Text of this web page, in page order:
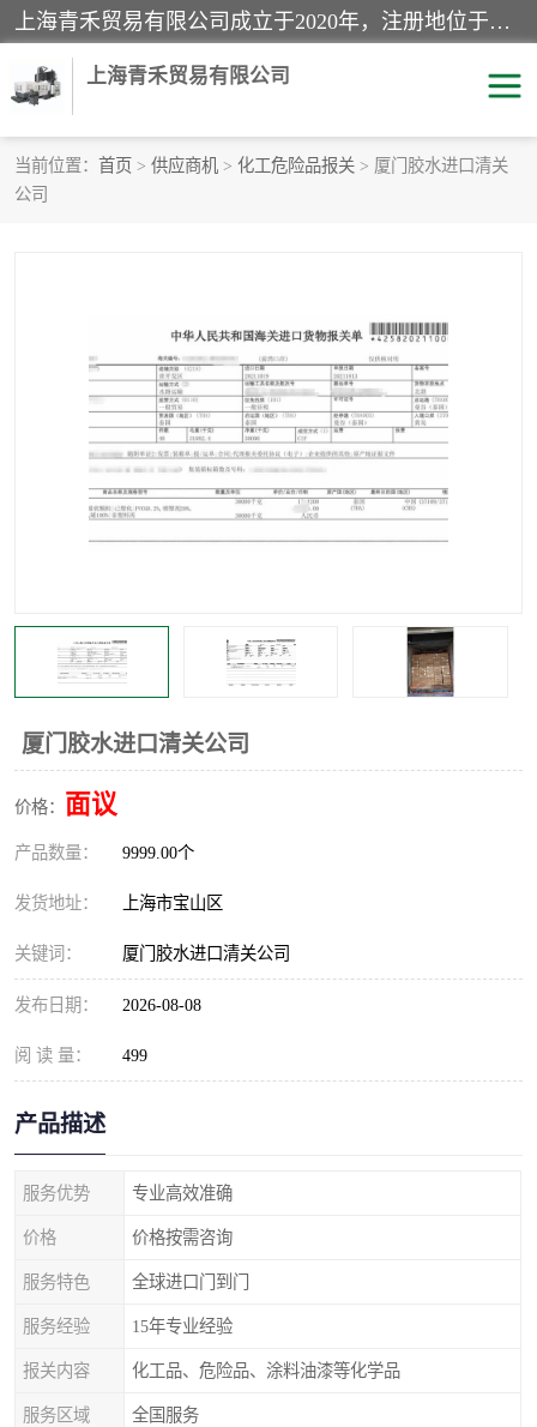
上海青禾贸易有限公司成立于2020年，注册地位于上海市宝山区。经营范围包括：机械设备、五金制品、劳防用品、电子产品、塑胶制品、家具、模具、纺织品、仪器仪表、建筑材料、装饰材料、化工产品、金属制品、机车配件等货物进出口报关、清关服务。
上海青禾贸易有限公司
当前位置： 首页 > 供应商机 > 化工危险品报关 > 厦门胶水进口清关
公司
厦门胶水进口清关公司
价格： 面议
产品数量： 9999.00个
发货地址： 上海市宝山区
关键词： 厦门胶水进口清关公司
发布日期： 2026-08-08
阅 读 量： 499
产品描述
服务优势 专业高效准确
价格 价格按需咨询
服务特色 全球进口门到门
服务经验 15年专业经验
报关内容 化工品、危险品、涂料油漆等化学品
服务区域 全国服务
酒类饮料报关
进口杂货清关
家用电器报关 机床进口清关
国际灯具清关